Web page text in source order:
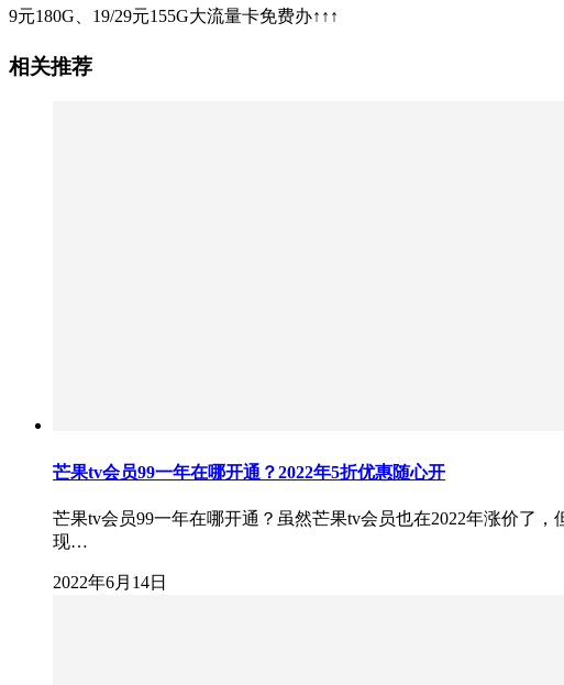
9元180G、19/29元155G大流量卡免费办↑↑↑
相关推荐
芒果tv会员99一年在哪开通？2022年5折优惠随心开
芒果tv会员99一年在哪开通？虽然芒果tv会员也在2022年涨价了
现…
2022年6月14日